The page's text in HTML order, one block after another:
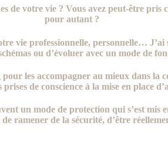
de votre vie ? Vous avez peut-être pris
pour autant ?
vie professionnelle, personnelle…
ou d’évoluer avec un mode de
les accompagner au mieux dans la
prises de conscience à la mise en place
un mode de protection qui s’est mis
ramener de la sécurité, d’être